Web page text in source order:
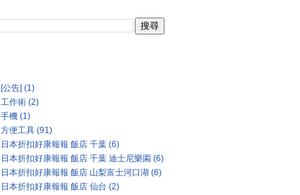
[公告] (1)
工作術 (2)
手機 (1)
方便工具 (91)
日本折扣好康報報 飯店 千葉 (6)
日本折扣好康報報 飯店 千葉 迪士尼樂園 (6)
日本折扣好康報報 飯店 山梨富士河口湖 (6)
日本折扣好康報報 飯店 仙台 (2)